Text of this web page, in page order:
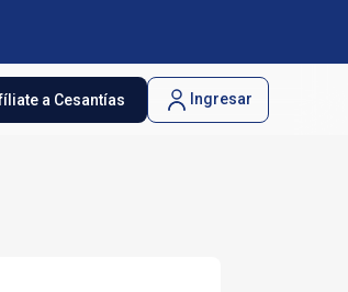
a Cesantías Ingresar